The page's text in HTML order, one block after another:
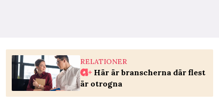
RELATIONER
Här är branscherna där flest
är otrogna